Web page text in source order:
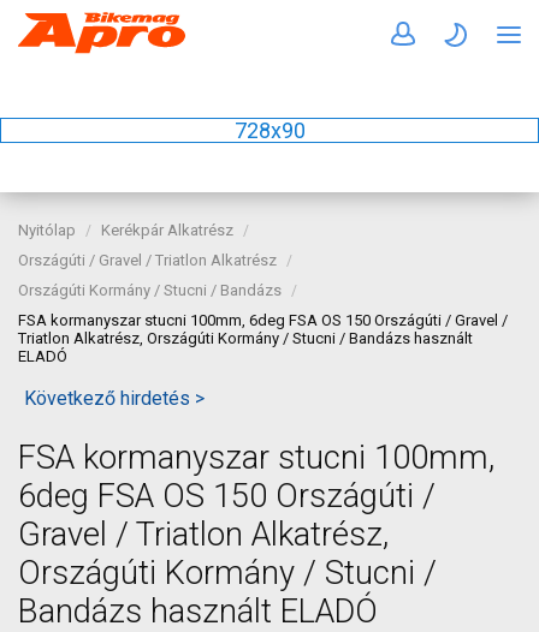
728x90
Nyitólap
Kerékpár Alkatrész
Országúti / Gravel / Triatlon Alkatrész
Országúti Kormány / Stucni / Bandázs
FSA kormanyszar stucni 100mm, 6deg FSA OS 150 Országúti / Gravel /
Triatlon Alkatrész, Országúti Kormány / Stucni / Bandázs használt
ELADÓ
Következő hirdetés >
FSA kormanyszar stucni 100mm,
6deg FSA OS 150 Országúti /
Gravel / Triatlon Alkatrész,
Országúti Kormány / Stucni /
Bandázs használt ELADÓ